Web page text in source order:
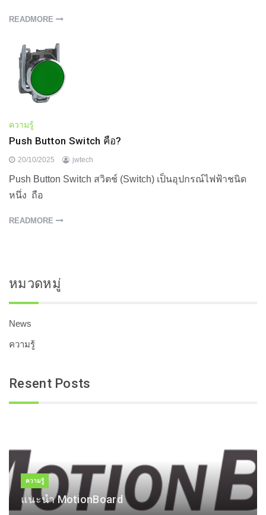
READMORE
ความรู้
Push Button Switch คือ?
20/10/2025 jwtech
Push Button Switch สวิตช์ (Switch) เป็นอุปกรณ์ไฟฟ้าชนิด
หนึ่ง ถือ
READMORE
หมวดหมู่
News
ความรู้
Resent Posts
ความรู้
แนะนำ MotionBoard